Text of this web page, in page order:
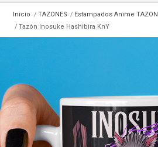
Inicio TAZONES
Estampados Anime TAZON
Tazón Inosuke Hashibira KnY